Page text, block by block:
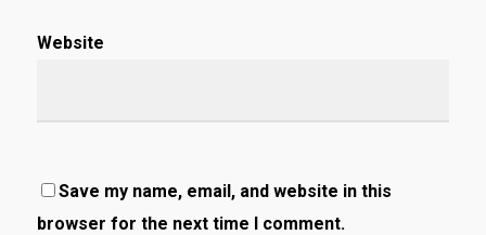
Website
Save my name, email, and website in this
browser for the next time I comment.